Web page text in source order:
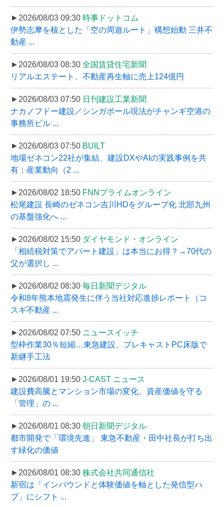
►2026/08/03 09:30 時事ドットコム
伊勢志摩を核とした「空の周遊ルート」構想始動 三井不
動産 ...
►2026/08/03 08:30 全国賃貸住宅新聞
リアルエステート、不動産再生軸に売上124億円
►2026/08/03 07:50 日刊建設工業新聞
ナカノフドー建設／シンガポール現法がチャンギ空港の
事務所ビル ...
►2026/08/03 07:50 BUILT
地場ゼネコン22社が集結、建設DXやAIの実践事例を共
有：産業動向（2 ...
►2026/08/02 18:50 FNNプライムオンライン
松尾建設 長崎のゼネコン吉川HDをグループ化 北部九州
の基盤強化へ ...
►2026/08/02 15:50 ダイヤモンド・オンライン
「相続税対策でアパート建設」は本当にお得？→70代の
父が選択し ...
►2026/08/02 08:30 毎日新聞デジタル
令和8年熊本地震発生に伴う当社対応進捗レポート（コ
スギ不動産 ...
►2026/08/02 07:50 ニュースイッチ
型枠作業30％短縮…東急建設、プレキャストPC床版で
新継手工法
►2026/08/01 19:50 J-CAST ニュース
建設費高騰とマンション市場の変化、資産価値を守る
「管理」の ...
►2026/08/01 08:30 朝日新聞デジタル
都市開発で「環境先進」 東急不動産・田中社長が打ち出
す緑化の価値
►2026/08/01 08:30 株式会社共同通信社
新宿は「インバウンドと体験価値を軸とした発信型ハ
ブ」にシフト ...